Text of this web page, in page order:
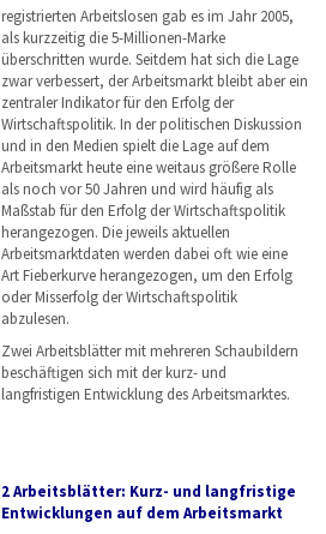
registrierten Arbeitslosen gab es im Jahr 2005,
als kurzzeitig die 5-Millionen-Marke
überschritten wurde. Seitdem hat sich die Lage
zwar verbessert, der Arbeitsmarkt bleibt aber ein
zentraler Indikator für den Erfolg der
Wirtschaftspolitik. In der politischen Diskussion
und in den Medien spielt die Lage auf dem
Arbeitsmarkt heute eine weitaus größere Rolle
als noch vor 50 Jahren und wird häufig als
Maßstab für den Erfolg der Wirtschaftspolitik
herangezogen. Die jeweils aktuellen
Arbeitsmarktdaten werden dabei oft wie eine
Art Fieberkurve herangezogen, um den Erfolg
oder Misserfolg der Wirtschaftspolitik
abzulesen.
Zwei Arbeitsblätter mit mehreren Schaubildern
beschäftigen sich mit der kurz- und
langfristigen Entwicklung des Arbeitsmarktes.
2 Arbeitsblätter: Kurz- und langfristige
Entwicklungen auf dem Arbeitsmarkt